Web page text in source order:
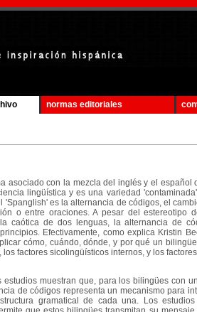
normas editoriales
con la mezcla del inglés y el español
lingüística y es una variedad
es la alternancia de códigos, el
o entre oraciones. A pesar del estereotipo
caótica de dos lenguas, la alternancia de
Efectivamente, como explica Kristin
cómo, cuándo, dónde, y por qué un
factores sicolingüísticos internos, y los
muestran que, para los bilingües con
de códigos representa un mecanismo para
gramatical de cada una. Los estudios